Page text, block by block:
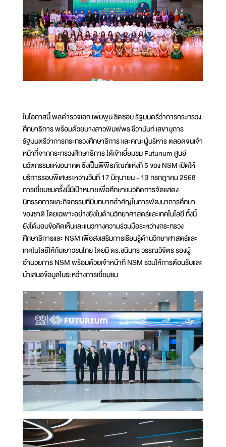
ในโอกาสนี้ พลตำรวจเอก เพิ่มพูน ชิดชอบ รัฐมนตรีว่าการกระทรวง
ศึกษาธิการ พร้อมด้วยนางสาวพิมพ์พร ชีวานันท์ เลขานุการ
รัฐมนตรีว่าการกระทรวงศึกษาธิการ และคณะผู้บริหาร ตลอดจนเจ้า
หน้าที่จากกระทรวงศึกษาธิการ ได้เข้าเยี่ยมชม Futurium ศูนย์
นวัตกรรมแห่งอนาคต ซึ่งเป็นพิพิธภัณฑ์แห่งที่ 5 ของ NSM เปิดให้
บริการรอบพิเศษระหว่างวันที่ 17 มิถุนายน - 13 กรกฎาคม 2568
การเยี่ยมชมครั้งนี้มีเป้าหมายเพื่อศึกษาแนวคิดการจัดแสดง
นิทรรศการและกิจกรรมที่มีบทบาทสำคัญในการพัฒนาการศึกษา
ของชาติ โดยเฉพาะอย่างยิ่งในด้านวิทยาศาสตร์และเทคโนโลยี ทั้งนี้
ยังได้มอบข้อคิดเห็นและแนวทางความร่วมมือระหว่างกระทรวง
ศึกษาธิการและ NSM เพื่อส่งเสริมการเรียนรู้ด้านวิทยาศาสตร์และ
เทคโนโลยีให้กับเยาวชนไทย โดยมี ดร.ชนินทร วรรณวิจิตร รองผู้
อำนวยการ NSM พร้อมด้วยเจ้าหน้าที่ NSM ร่วมให้การต้อนรับและ
นำเสนอข้อมูลในระหว่างการเยี่ยมชม